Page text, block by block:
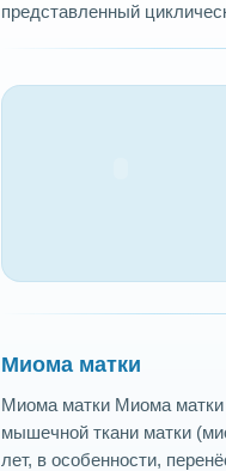
представленный
Миома матки
Миома матки Миома
мышечной ткани матки
лет, в особенности,